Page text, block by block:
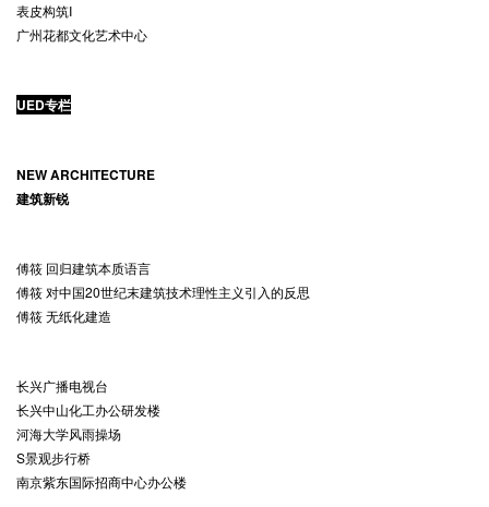
表皮构筑I
广州花都文化艺术中心
UED专栏
NEW ARCHITECTURE
建筑新锐
傅筱 回归建筑本质语言
傅筱 对中国20世纪末建筑技术理性主义引入的反思
傅筱 无纸化建造
长兴广播电视台
长兴中山化工办公研发楼
河海大学风雨操场
S景观步行桥
南京紫东国际招商中心办公楼